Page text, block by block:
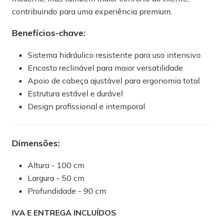
contribuindo para uma experiência premium.
Benefícios-chave:
Sistema hidráulico resistente para uso intensivo
Encosto reclinável para maior versatilidade
Apoio de cabeça ajustável para ergonomia total
Estrutura estável e durável
Design profissional e intemporal
Dimensões:
Altura - 100 cm
Largura - 50 cm
Profundidade - 90 cm
IVA E ENTREGA INCLUÍDOS